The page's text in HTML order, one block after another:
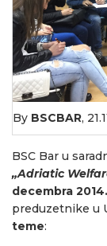
By BSCBAR,
BSC Bar u
„Adriatic
decembra
preduzetnike u
teme: